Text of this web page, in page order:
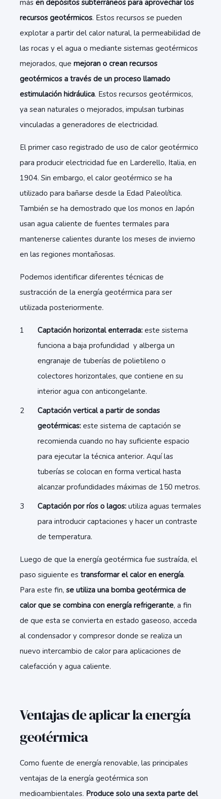
más en depósitos subterráneos para aprovechar los
recursos geotérmicos. Estos recursos se pueden
explotar a partir del calor natural, la permeabilidad de
las rocas y el agua o mediante sistemas geotérmicos
mejorados, que mejoran o crean recursos
geotérmicos a través de un proceso llamado
estimulación hidráulica. Estos recursos geotérmicos,
ya sean naturales o mejorados, impulsan turbinas
vinculadas a generadores de electricidad.
El primer caso registrado de uso de calor geotérmico
para producir electricidad fue en Larderello, Italia, en
1904. Sin embargo, el calor geotérmico se ha
utilizado para bañarse desde la Edad Paleolítica.
También se ha demostrado que los monos en Japón
usan agua caliente de fuentes termales para
mantenerse calientes durante los meses de invierno
en las regiones montañosas.
Podemos identificar diferentes técnicas de
sustracción de la energía geotérmica para ser
utilizada posteriormente.
Captación horizontal enterrada: este sistema
funciona a baja profundidad y alberga un
engranaje de tuberías de polietileno o
colectores horizontales, que contiene en su
interior agua con anticongelante.
Captación vertical a partir de sondas
geotérmicas: este sistema de captación se
recomienda cuando no hay suficiente espacio
para ejecutar la técnica anterior. Aquí las
tuberías se colocan en forma vertical hasta
alcanzar profundidades máximas de 150 metros.
Captación por ríos o lagos: utiliza aguas termales
para introducir captaciones y hacer un contraste
de temperatura.
Luego de que la energía geotérmica fue sustraída, el
paso siguiente es transformar el calor en energía.
Para este fin, se utiliza una bomba geotérmica de
calor que se combina con energía refrigerante, a fin
de que esta se convierta en estado gaseoso, acceda
al condensador y compresor donde se realiza un
nuevo intercambio de calor para aplicaciones de
calefacción y agua caliente.
Ventajas de aplicar la energía
geotérmica
Como fuente de energía renovable, las principales
ventajas de la energía geotérmica son
medioambientales. Produce solo una sexta parte del